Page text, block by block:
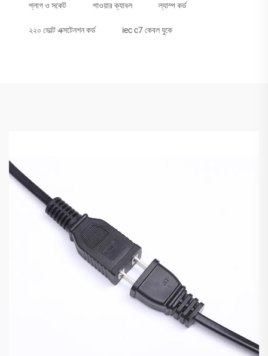
প্লাগ ও সকেট পাওয়ার ক্যাবল ল্যাম্প কর্ড
২২০ ভোল্ট এক্সটেনশন কর্ড iec c7 কেবল যুকে